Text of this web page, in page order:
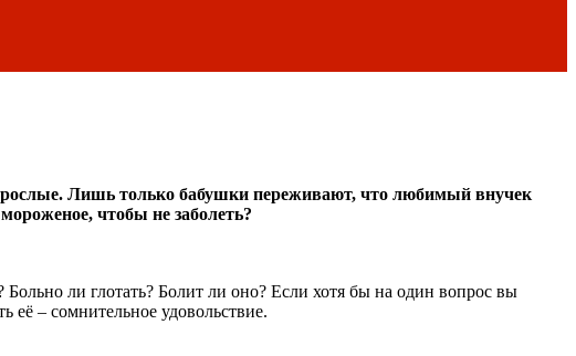
Лишь только бабушки переживают, что любимый внучек
чтобы не заболеть?
ли глотать? Болит ли оно? Если хотя бы на один вопрос вы
– сомнительное удовольствие.